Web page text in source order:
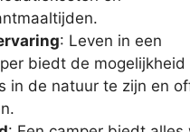
: Leven in een
biedt de mogelijkheid
in de natuur te zijn en